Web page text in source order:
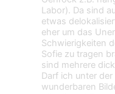
Labor). Da sind
etwas
eher um das
Schwierigkeiten
Sofie zu tragen
sind mehrere
Darf ich unter der
wunderbaren